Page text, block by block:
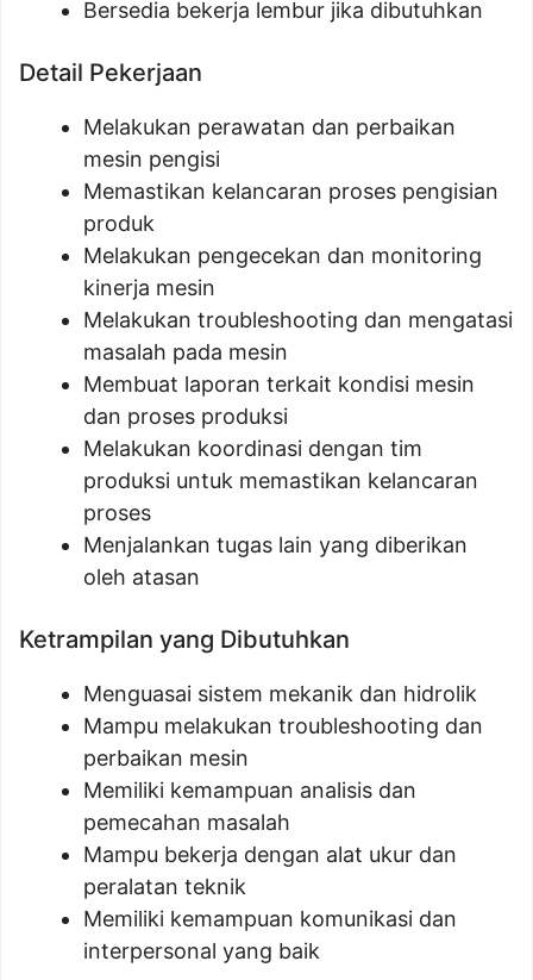
Bersedia bekerja lembur jika dibutuhkan
Detail Pekerjaan
Melakukan perawatan dan perbaikan
mesin pengisi
Memastikan kelancaran proses pengisian
produk
Melakukan pengecekan dan monitoring
kinerja mesin
Melakukan troubleshooting dan mengatasi
masalah pada mesin
Membuat laporan terkait kondisi mesin
dan proses produksi
Melakukan koordinasi dengan tim
produksi untuk memastikan kelancaran
proses
Menjalankan tugas lain yang diberikan
oleh atasan
Ketrampilan yang Dibutuhkan
Menguasai sistem mekanik dan hidrolik
Mampu melakukan troubleshooting dan
perbaikan mesin
Memiliki kemampuan analisis dan
pemecahan masalah
Mampu bekerja dengan alat ukur dan
peralatan teknik
Memiliki kemampuan komunikasi dan
interpersonal yang baik